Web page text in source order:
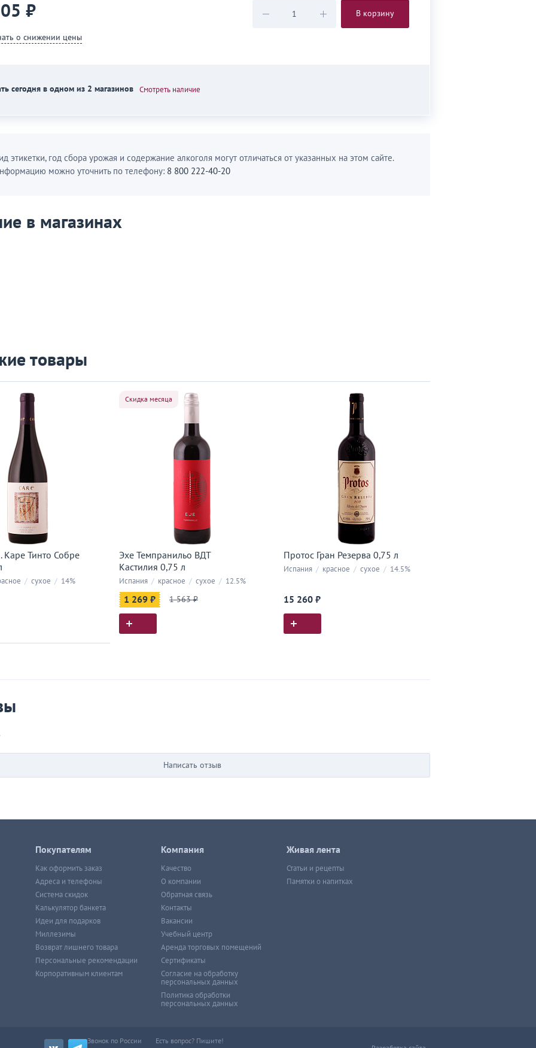
₽
о снижении цены
В корзину
сегодня в одном из 2 магазинов Смотреть наличие
этикетки, год сбора урожая и содержание алкоголя могут отличаться от указанных на этом сайте.
можно уточнить по телефону: 8 800 222-40-20
в магазинах
товары
Каре Тинто Собре
/ сухое / 14%
Скидка месяца
Эхе Темпранильо ВДТ
Кастилия 0,75 л
Испания / красное / сухое / 12.5%
1 269 ₽ 1 563 ₽
Протос Гран Резерва 0,75 л
Испания / красное / сухое / 14.5%
15 260 ₽
Написать отзыв
Покупателям
Как оформить заказ
Адреса и телефоны
Система скидок
Калькулятор банкета
Идеи для подарков
Миллезимы
Возврат лишнего товара
Персональные рекомендации
Корпоративным клиентам
Компания
Качество
О компании
Обратная связь
Контакты
Вакансии
Учебный центр
Аренда торговых помещений
Сертификаты
Согласие на обработку
персональных данных
Политика обработки
персональных данных
Живая лента
Статьи и рецепты
Памятки о напитках
Звонок по России Есть вопрос? Пишите!